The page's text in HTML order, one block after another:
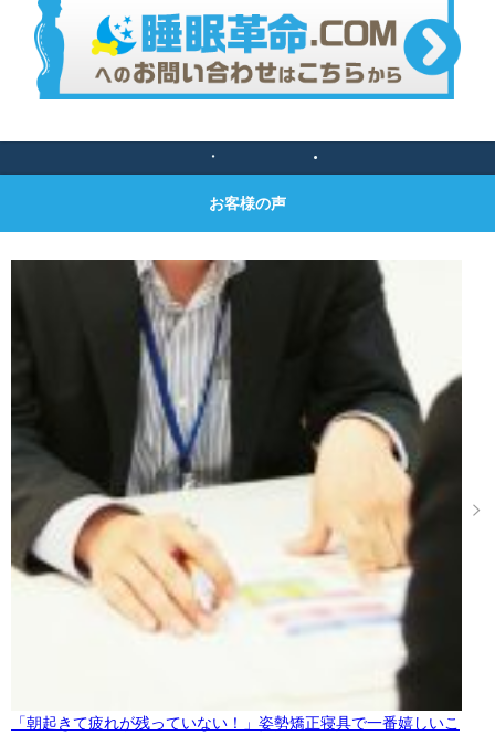
お客様の声
「朝起きて疲れが残っていない！」姿勢矯正寝具で一番嬉しいこ